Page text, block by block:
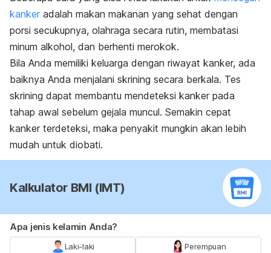
kanker adalah makan makanan yang sehat dengan
porsi secukupnya, olahraga secara rutin, membatasi
minum alkohol, dan berhenti merokok.
Bila Anda memiliki keluarga dengan riwayat kanker, ada
baiknya Anda menjalani skrining secara berkala. Tes
skrining dapat membantu mendeteksi kanker pada
tahap awal sebelum gejala muncul. Semakin cepat
kanker terdeteksi, maka penyakit mungkin akan lebih
mudah untuk diobati.
Kalkulator BMI (IMT)
Apa jenis kelamin Anda?
Laki-laki Perempuan